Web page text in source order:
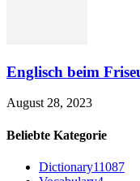
Englisch beim
August 28, 2023
Beliebte Kategorie
Dictionary11087